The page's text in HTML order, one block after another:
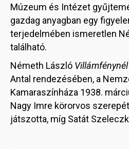
Múzeum és Intézet
gazdag anyagban egy
terjedelmében ismeretlen
található.
Németh László Villámfénynél
Antal rendezésében, a
Kamaraszínháza 1938.
Nagy Imre körorvos
játszotta, míg Satát